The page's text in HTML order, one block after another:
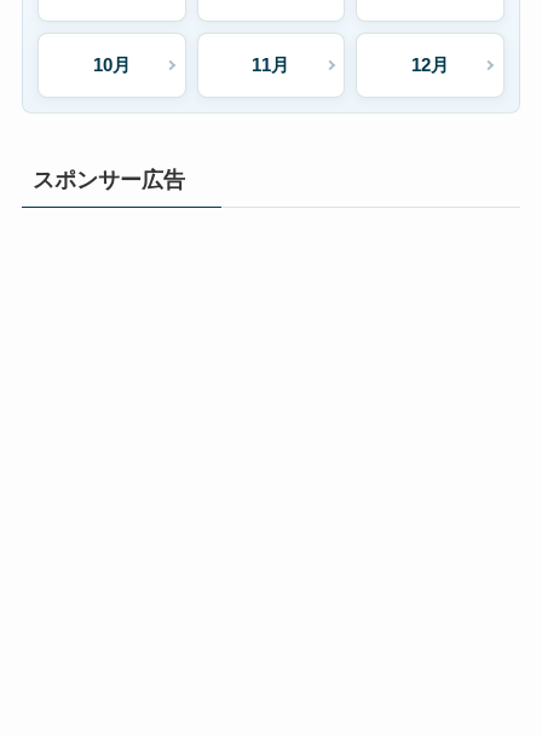
10月 11月 12月
スポンサー広告